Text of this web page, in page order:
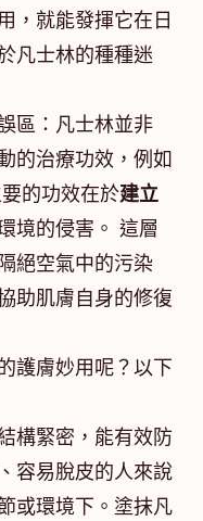
，就能發揮它在日
凡士林的種種迷
區：凡士林並非
的治療功效，例如
的功效在於建立
境的侵害。 這層
絕空氣中的污染
助肌膚自身的修復
護膚妙用呢？以下
構緊密，能有效防
容易脫皮的人來說
或環境下。塗抹凡